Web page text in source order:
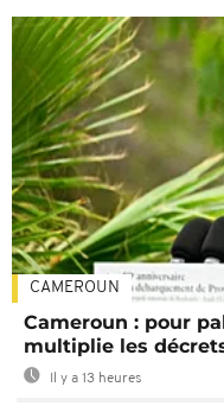
CAMEROUN
Cameroun : pour
multiplie les
Il y a 13 heures